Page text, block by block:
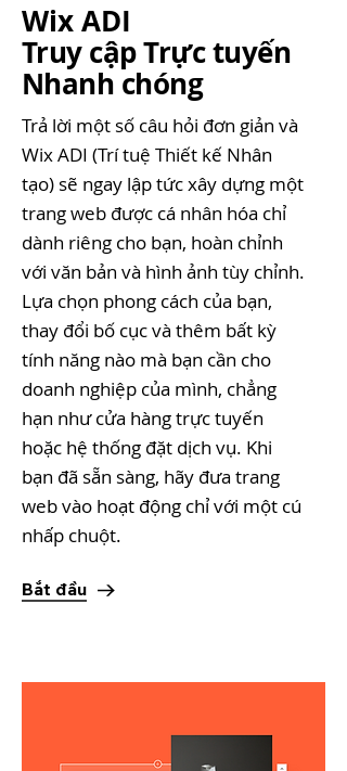
Wix ADI
Truy cập Trực tuyến
Nhanh chóng
Trả lời một số câu hỏi đơn giản và
Wix ADI (Trí tuệ Thiết kế Nhân
tạo) sẽ ngay lập tức xây dựng một
trang web được cá nhân hóa chỉ
dành riêng cho bạn, hoàn chỉnh
với văn bản và hình ảnh tùy chỉnh.
Lựa chọn phong cách của bạn,
thay đổi bố cục và thêm bất kỳ
tính năng nào mà bạn cần cho
doanh nghiệp của mình, chẳng
hạn như cửa hàng trực tuyến
hoặc hệ thống đặt dịch vụ. Khi
bạn đã sẵn sàng, hãy đưa trang
web vào hoạt động chỉ với một cú
nhấp chuột.
Bắt đầu